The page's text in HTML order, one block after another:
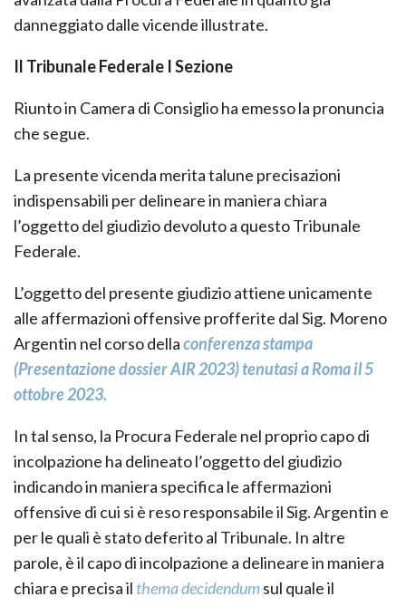
danneggiato dalle vicende illustrate.
Il Tribunale Federale I Sezione
Riunto in Camera di Consiglio ha emesso la pronuncia
che segue.
La presente vicenda merita talune precisazioni
indispensabili per delineare in maniera chiara
l’oggetto del giudizio devoluto a questo Tribunale
Federale.
L’oggetto del presente giudizio attiene unicamente
alle affermazioni offensive profferite dal Sig. Moreno
Argentin nel corso dellaconferenza stampa
(Presentazione dossier AIR 2023) tenutasi a Roma il 5
ottobre 2023.
In tal senso, la Procura Federale nel proprio capo di
incolpazione ha delineato l’oggetto del giudizio
indicando in maniera specifica le affermazioni
offensive di cui si è reso responsabile il Sig. Argentin e
per le quali è stato deferito al Tribunale. In altre
parole, è il capo di incolpazione a delineare in maniera
chiara e precisa il thema decidendumsul quale il